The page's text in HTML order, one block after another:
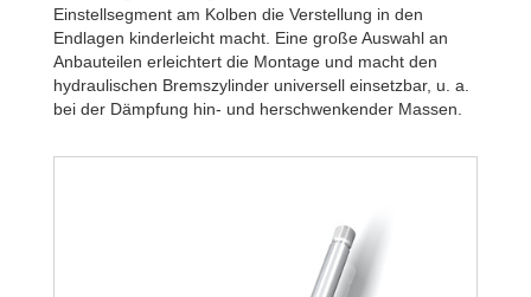
Einstellsegment am Kolben die Verstellung in den
Endlagen kinderleicht macht. Eine große Auswahl an
Anbauteilen erleichtert die Montage und macht den
hydraulischen Bremszylinder universell einsetzbar, u. a.
bei der Dämpfung hin- und herschwenkender Massen.